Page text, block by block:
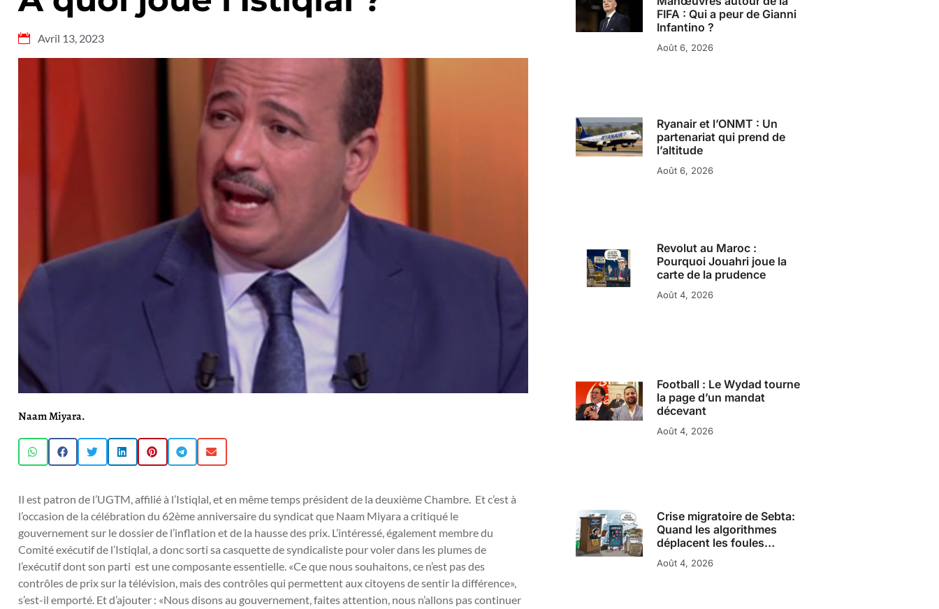
Avril 13, 2023
Naam Miyara.
Il est patron de l’UGTM, affilié à l’Istiqlal, et en même temps président de la deuxième Chambre. Et c’est à
l’occasion de la célébration du 62ème anniversaire du syndicat que Naam Miyara a critiqué le
gouvernement sur le dossier de l’inflation et de la hausse des prix. L’intéressé, également membre du
Comité exécutif de l’Istiqlal, a donc sorti sa casquette de syndicaliste pour voler dans les plumes de
l’exécutif dont son parti est une composante essentielle. «Ce que nous souhaitons, ce n’est pas des
contrôles de prix sur la télévision, mais des contrôles qui permettent aux citoyens de sentir la différence»,
s’est-il emporté. Et d’ajouter : «Nous disons au gouvernement, faites attention, nous n’allons pas continuer
FIFA : Qui a peur de Gianni
Infantino ?
Août 6, 2026
Ryanair et l’ONMT : Un
partenariat qui prend de
l’altitude
Août 6, 2026
Revolut au Maroc :
Pourquoi Jouahri joue la
carte de la prudence
Août 4, 2026
Football : Le Wydad tourne
la page d’un mandat
décevant
Août 4, 2026
Crise migratoire de Sebta:
Quand les algorithmes
déplacent les foules…
Août 4, 2026